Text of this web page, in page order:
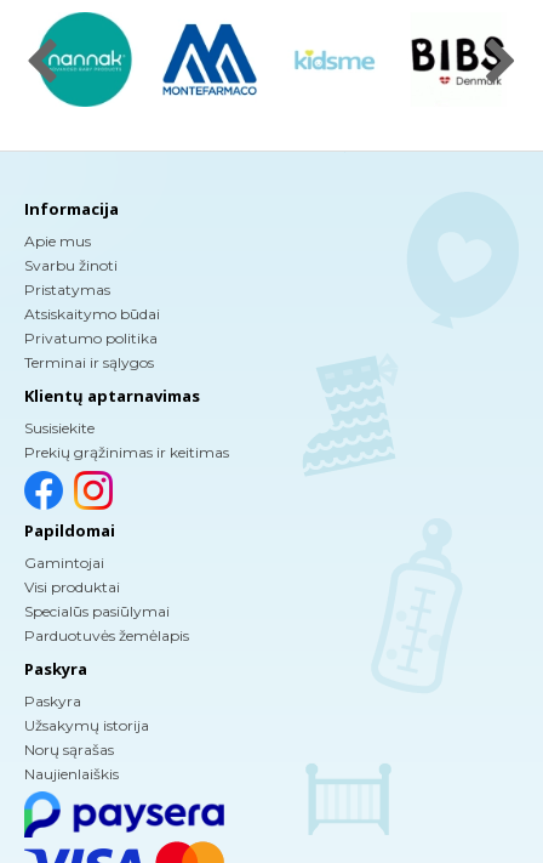
Informacija
Apie mus
Svarbu žinoti
Pristatymas
Atsiskaitymo būdai
Privatumo politika
Terminai ir sąlygos
Klientų aptarnavimas
Susisiekite
Prekių grąžinimas ir keitimas
Papildomai
Gamintojai
Visi produktai
Specialūs pasiūlymai
Parduotuvės žemėlapis
Paskyra
Paskyra
Užsakymų istorija
Norų sąrašas
Naujienlaiškis